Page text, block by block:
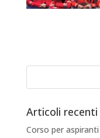
Articoli recenti
Corso per